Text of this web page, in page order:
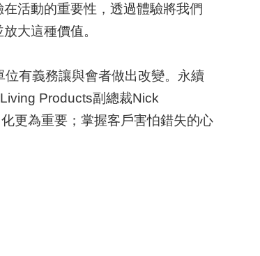
活動的重要性，透過體驗將我們
大這種價值。
有義務讓與會者做出改變。永續
Products副總裁Nick
更為重要；掌握客戶害怕錯失的心